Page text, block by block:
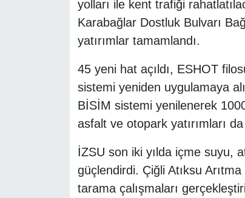
yolları ile kent trafiği
Karabağlar Dostluk Bulvarı
yatırımlar tamamlandı.
45 yeni hat açıldı, ESHOT
sistemi yeniden uygulamaya
BİSİM sistemi yenilenerek
asfalt ve otopark yatırımları
İZSU son iki yılda içme suyu,
güçlendirdi. Çiğli Atıksu
tarama çalışmaları